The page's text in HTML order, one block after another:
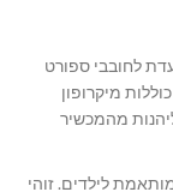
לחובבי ספורט
מיקרופון
מהמכשיר
לילדים. זוהי